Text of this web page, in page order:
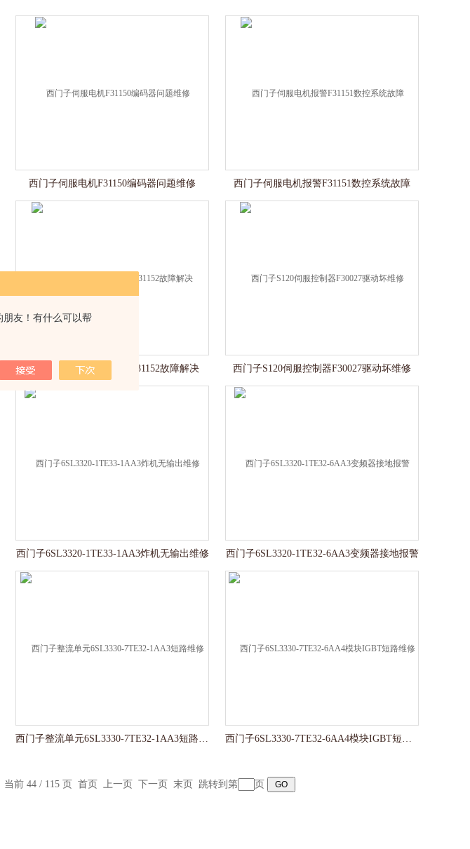
朋友！有什么可以帮
西门子伺服电机F31150编码器问题维修 西门子伺服电机报警F31151数控系统故障
西门子伺服电机Y轴报警F31152故障解决 西门子S120伺服控制器F30027驱动坏维修
西门子6SL3320-1TE33-1AA3炸机无输出维修 西门子6SL3320-1TE32-6AA3变频器接地报警
西门子整流单元6SL3330-7TE32-1AA3短路维修 西门子6SL3330-7TE32-6AA4模块IGBT短路维修
当前 44 / 115 页 首页 上一页 下一页 末页 跳转到第 页